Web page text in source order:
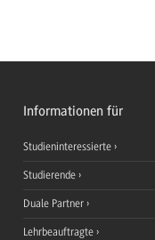
Informationen für
Studieninteressierte
Studierende
Duale Partner
Lehrbeauftragte